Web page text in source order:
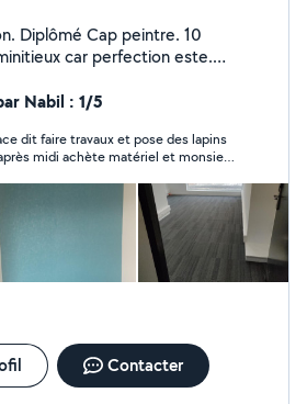
Diplômé Cap peintre. 10
car perfection este.
Nabil : 1/5
dit faire travaux et pose des lapins
midi achète matériel et monsieur
Contacter